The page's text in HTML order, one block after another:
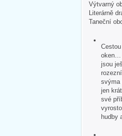
Výtvarný
Literárně
Taneční
oken…
jsou
svýma
jen
své
hudby